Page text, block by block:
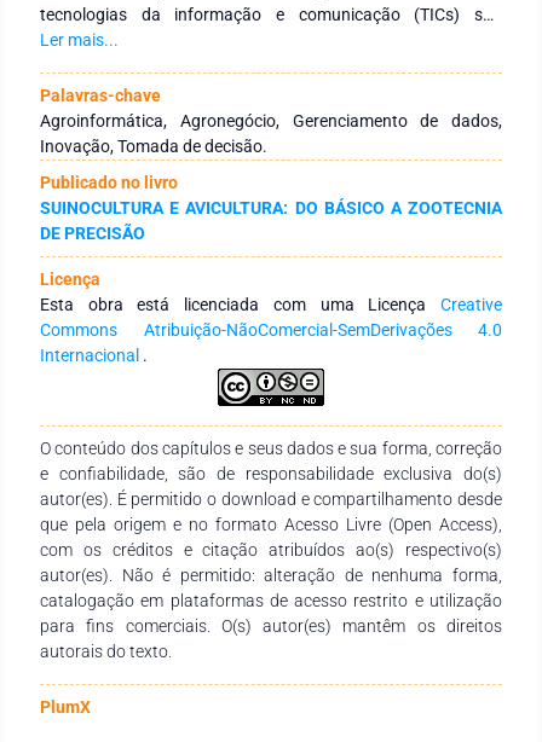
tecnologias da informação e comunicação (TICs) são
essenciais para a disseminação das diferentes informações,
de dados se caracteriza como essencial para a análise
estruturada com foco na geração de informação e de
conhecimento. Diante do contexto, objetivou-se descrever a
importância do uso das tecnologias da informação e
comunicação (TICs) na suinocultura. Verificou-se que as
informações devem ser empregadas como recursos
estratégicos dentro da atividade suinícola, uma vez que
dados isolados e/ou desestruturados não contribuem para
gerar conhecimento, sanar falhas e/ou resolver problemas
dentro dos processos organizacionais.
Ler mais...
Palavras-chave
Agroinformática, Agronegócio, Gerenciamento de dados,
Inovação, Tomada de decisão.
Publicado no livro
SUINOCULTURA E AVICULTURA: DO BÁSICO A ZOOTECNIA
DE PRECISÃO
Licença
Esta obra está licenciada com uma Licença Creative
Commons Atribuição-NãoComercial-SemDerivações 4.0
Internacional .
O conteúdo dos capítulos e seus dados e sua forma, correção
e confiabilidade, são de responsabilidade exclusiva do(s)
autor(es). É permitido o download e compartilhamento desde
que pela origem e no formato Acesso Livre (Open Access),
com os créditos e citação atribuídos ao(s) respectivo(s)
autor(es). Não é permitido: alteração de nenhuma forma,
catalogação em plataformas de acesso restrito e utilização
para fins comerciais. O(s) autor(es) mantêm os direitos
autorais do texto.
PlumX